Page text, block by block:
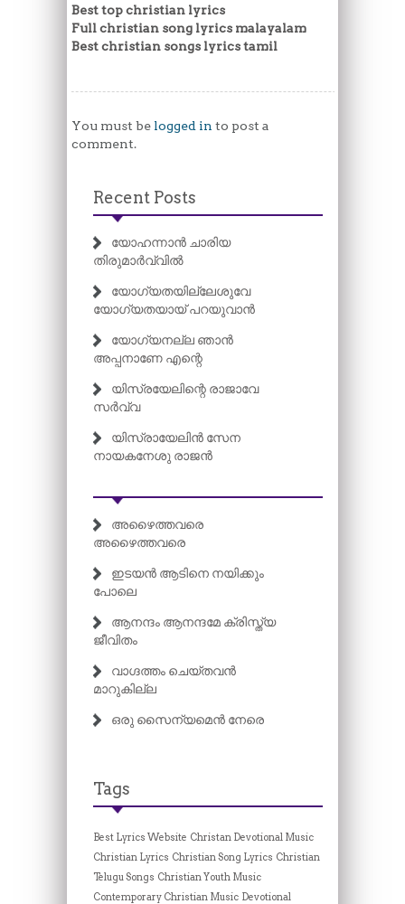
Best top christian lyrics
Full christian song lyrics malayalam
Best christian songs lyrics tamil
You must be logged in to post a
comment.
Recent Posts
യോഹന്നാൻ ചാരിയ
തിരുമാർവ്വിൽ
യോഗ്യതയില്ലേശുവേ
യോഗ്യതയായ് പറയുവാൻ
യോഗ്യനല്ല ഞാൻ
അപ്പനാണേ എന്റെ
യിസ്രയേലിന്റെ രാജാവേ
സർവ്വ
യിസ്രായേലിൻ സേന
നായകനേശു രാജൻ
അഴൈത്തവരെ
അഴൈത്തവരെ
ഇടയൻ ആടിനെ നയിക്കും
പോലെ
ആനന്ദം ആനന്ദമേ ക്രിസ്ത്യ
ജീവിതം
വാഗ്ദത്തം ചെയ്തവൻ
മാറുകില്ല
ഒരു സൈന്യമെൻ നേരെ
Tags
Best Lyrics Website Christan Devotional Music
Christian Lyrics Christian Song Lyrics Christian
Telugu Songs Christian Youth Music
Contemporary Christian Music Devotional